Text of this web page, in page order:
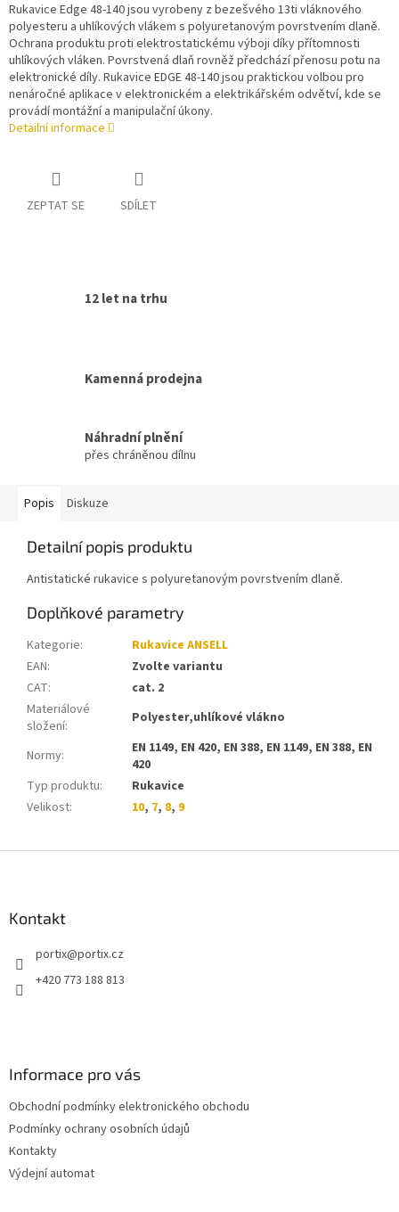
Rukavice Edge 48-140 jsou vyrobeny z bezešvého 13ti vláknového
polyesteru a uhlíkových vlákem s polyuretanovým povrstvením dlaně.
Ochrana produktu proti elektrostatickému výboji díky přítomnosti
uhlíkových vláken. Povrstvená dlaň rovněž předchází přenosu potu na
elektronické díly. Rukavice EDGE 48-140 jsou praktickou volbou pro
nenáročné aplikace v elektronickém a elektrikářském odvětví, kde se
provádí montážní a manipulační úkony.
Detailní informace
ZEPTAT SE SDÍLET
12 let na trhu
Kamenná prodejna
Náhradní plnění
přes chráněnou dílnu
Popis Diskuze
Detailní popis produktu
Antistatické rukavice s polyuretanovým povrstvením dlaně.
Doplňkové parametry
Kategorie:
Rukavice ANSELL
EAN:
Zvolte variantu
CAT:
cat. 2
Materiálové
složení: Polyester,uhlíkové vlákno
Normy:
EN 1149, EN 420, EN 388, EN 1149, EN 388, EN
420
Typ produktu:
Rukavice
Velikost: 10, 7, 8, 9
Kontakt
portix@portix.cz
+420 773 188 813
Informace pro vás
Obchodní podmínky elektronického obchodu
Podmínky ochrany osobních údajů
Kontakty
Výdejní automat